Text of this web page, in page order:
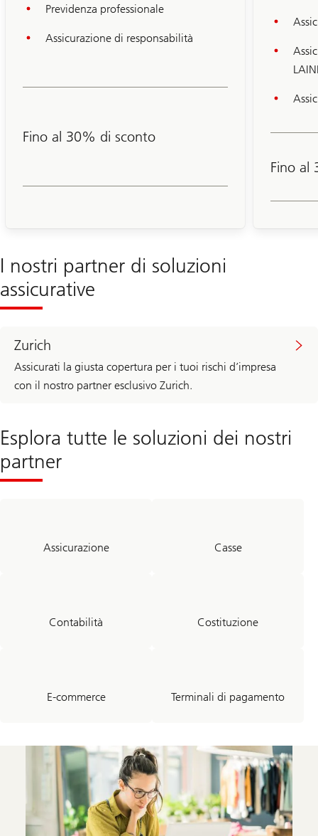
Previdenza professionale
Assicurazione di responsabilità
Fino al 30% di sconto
Fino al
I nostri partner di soluzioni
assicurative
Zurich
Assicurati la giusta copertura per i tuoi rischi d’impresa
con il nostro partner esclusivo Zurich.
Esplora tutte le soluzioni dei nostri
partner
Assicurazione Casse
Contabilità Costituzione
E-commerce Terminali di pagamento